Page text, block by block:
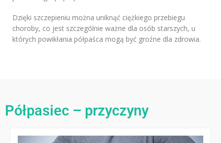
Dzięki szczepieniu można uniknąć ciężkiego przebiegu
choroby, co jest szczególnie ważne dla osób starszych, u
których powikłania półpaśca mogą być groźne dla zdrowia.
Półpasiec – przyczyny